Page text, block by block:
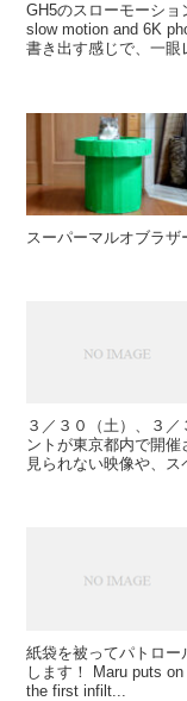
GH5のスローモーシ
slow motion and 6K photo of GH5. ６Ｋフォ
書き出す感じで、一
スーパーマルオブラ
３／３０（土）、３
ントが東京都内で開催され
見られない映像や、
紙袋を被ってパトロー
します！ Maru puts
the first infilt...